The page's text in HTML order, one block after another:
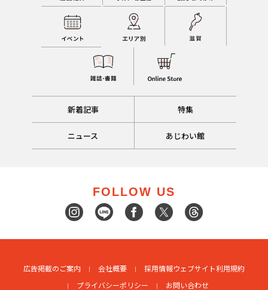
新着記事 特集
ニュース あじわい館
FOLLOW US
広告掲載のご案内 会社概要 採用情報ウェブサイト利用規約
プライバシーポリシー
お問い合わせ